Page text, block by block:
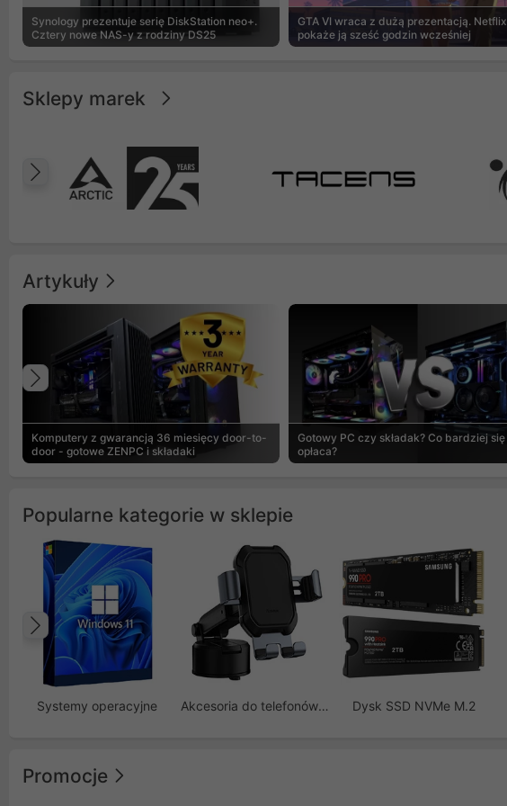
Synology prezentuje serię DiskStation neo+.
Cztery nowe NAS-y z rodziny DS25
GTA VI wraca z dużą prezentacją. Netflix
pokaże ją sześć godzin wcześniej
Sklepy marek
Poprzedni
Artykuły
Komputery z gwarancją 36 miesięcy door-to-
door - gotowe ZENPC i składaki
Gotowy PC czy składak? Co bardziej się
opłaca?
Poprzedni
Popularne kategorie w sklepie
Systemy operacyjne Akcesoria do telefonów GSM Dysk SSD NVMe M.2
Poprzedni
Promocje